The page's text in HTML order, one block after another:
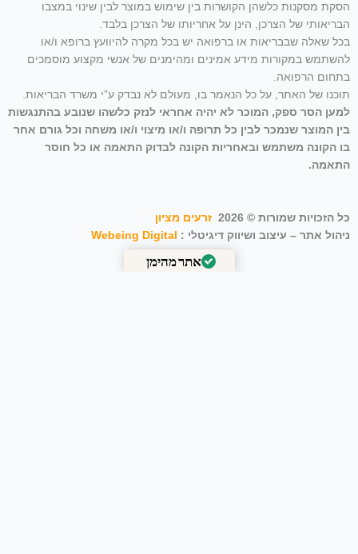
הסקת מסקנות כלשהן הקושרות בין שימוש במוצר לבין שינוי במצבו
הבריאותי של הצרכן, הינן על אחריותו של הצרכן בלבד.
בכל שאלה שבבריאות או ברפואה יש בכל מקרה להיוועץ ברופא ו/או
להשתמש במקורות מידע אמינים ומהימנים של אנשי מקצוע מוסמכים
בתחום הרפואה.
תוכנו של האתר, על כל הנאמר בו, מעולם לא נבדק ע”י משרד הבריאות.
למען הסר ספק, המוכר לא יהיה אחראי לנזק כלשהו שנובע בהתנגשות
בין המוצר שנמכר לבין כל תרופה ו/או מיצוי ו/או משחה וכל גורם אחר
בו הקונה משתמש ובאחריות הקונה לבדוק התאמה או כל חוסר
התאמה.
כל הזכויות שמורות © 2026
זרעים מציון
ניהול אתר – עיצוב ושיווק דיגיטלי : Webeing Digital
אתר מהימן